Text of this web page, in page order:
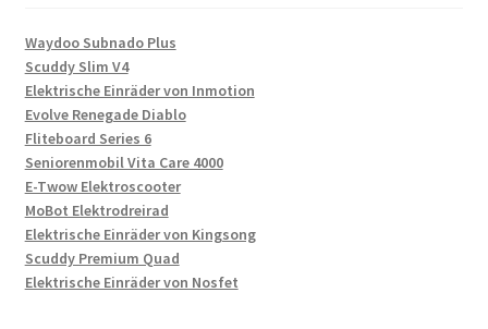
Waydoo Subnado Plus
Scuddy Slim V4
Elektrische Einräder von Inmotion
Evolve Renegade Diablo
Fliteboard Series 6
Seniorenmobil Vita Care 4000
E-Twow Elektroscooter
MoBot Elektrodreirad
Elektrische Einräder von Kingsong
Scuddy Premium Quad
Elektrische Einräder von Nosfet